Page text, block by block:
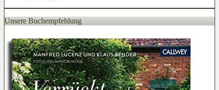
Unsere Buchempfehlung